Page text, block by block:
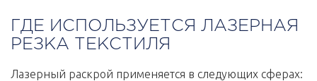
ГДЕ ИСПОЛЬЗУЕТСЯ ЛАЗЕРНАЯ
РЕЗКА ТЕКСТИЛЯ
Лазерный раскрой применяется в следующих сферах: